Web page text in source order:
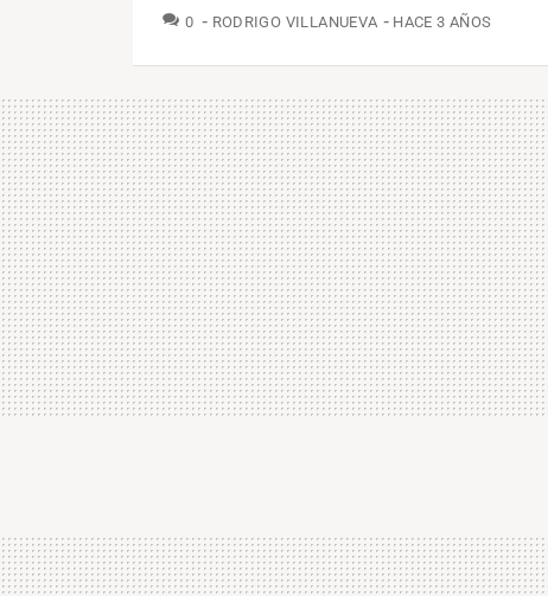
0 COMENTARIOS
RODRIGO VILLANUEVA HACE 3 AÑOS